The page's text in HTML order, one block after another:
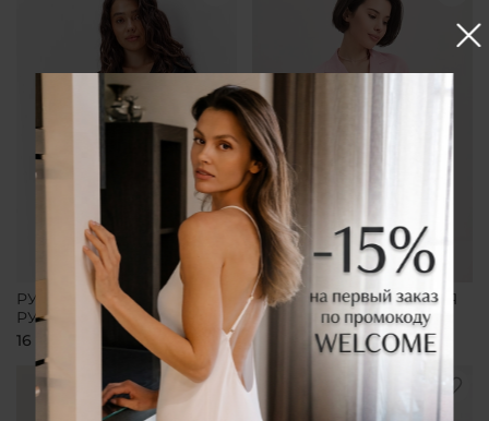
РУБАШКА С ДЛИННЫМ
РУКАВОМ ЧЕРНАЯ
16 450 ₽
РУБАШКА УДЛИНЕННАЯ
РОЗОВАЯ
16 450 ₽